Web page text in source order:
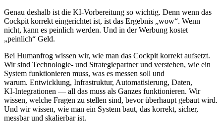
Genau deshalb ist die KI‑Vorbereitung so wichtig. Denn wenn das
Cockpit korrekt eingerichtet ist, ist das Ergebnis „wow“. Wenn
nicht, kann es peinlich werden. Und in der Werbung kostet
„peinlich“ Geld.
Bei Humanfrog wissen wir, wie man das Cockpit korrekt aufsetzt.
Wir sind Technologie- und Strategiepartner und verstehen, wie ein
System funktionieren muss, was es messen soll und
warum. Entwicklung, Infrastruktur, Automatisierung, Daten,
KI‑Integrationen — all das muss als Ganzes funktionieren. Wir
wissen, welche Fragen zu stellen sind, bevor überhaupt gebaut wird.
Und wir wissen, wie man ein System baut, das korrekt, sicher,
messbar und skalierbar ist.